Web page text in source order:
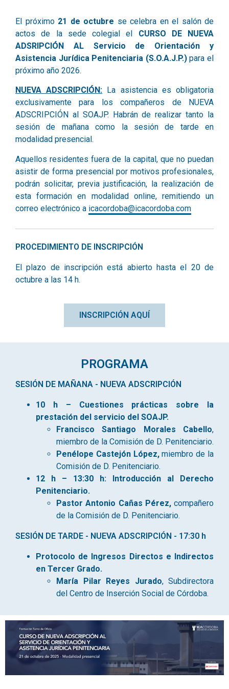
El próximo 21 de octubre se celebra en el salón de
actos de la sede colegial el CURSO DE NUEVA
ADSRIPCIÓN AL Servicio de Orientación y
Asistencia Jurídica Penitenciaria (S.O.A.J.P.)para el
próximo año 2026.
NUEVA ADSCRIPCIÓN: La asistencia es obligatoria
exclusivamente para los compañeros de NUEVA
ADSCRIPCIÓN al SOAJP. Habrán de realizar tanto la
sesión de mañana como la sesión de tarde en
modalidad presencial.
Aquellos residentes fuera de la capital, que no puedan
asistir de forma presencial por motivos profesionales,
podrán solicitar, previa justificación, la realización de
esta formación en modalidad online, remitiendo un
correo electrónico a icacordoba@icacordoba.com
PROCEDIMIENTO DE INSCRIPCIÓN
El plazo de inscripción está abierto hasta el 20 de
octubre a las 14 h.
INSCRIPCIÓN AQUÍ
PROGRAMA
SESIÓN DE MAÑANA - NUEVA ADSCRIPCIÓN
10 h – Cuestiones prácticas sobre la
prestación del servicio del SOAJP.
Francisco Santiago Morales Cabello,
miembro de la Comisión de D. Penitenciario.
Penélope Castejón López,miembro de la
Comisión de D. Penitenciario.
12 h – 13:30 h: Introducción al Derecho
Penitenciario.
Pastor Antonio Cañas Pérez,compañero
de la Comisión de D. Penitenciario.
SESIÓN DE TARDE - NUEVA ADSCRIPCIÓN - 17:30 h
Protocolo de Ingresos Directos e Indirectos
en Tercer Grado.
María Pilar Reyes Jurado, Subdirectora
del Centro de Inserción Social de Córdoba.